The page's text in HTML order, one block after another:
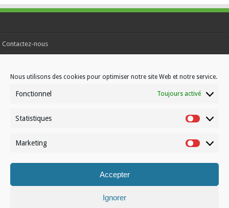
Nous utilisons des cookies pour optimiser notre site Web et notre service.
Fonctionnel Toujours activé
Statistiques
Marketing
Accepter
Ignorer
Contactez-nous
À propos de Volleynews
Conditions générales
Cookies| Disclaimer